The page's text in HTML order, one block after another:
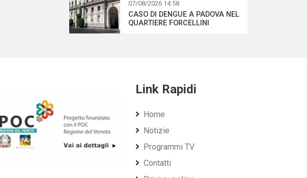
07/08/2026 14:58
CASO DI DENGUE A PADOVA NEL
QUARTIERE FORCELLINI
Link Rapidi
Home
Notizie
Programmi TV
Contatti